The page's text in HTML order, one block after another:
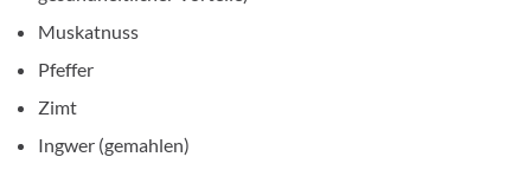
Muskatnuss
Pfeffer
Zimt
Ingwer (gemahlen)